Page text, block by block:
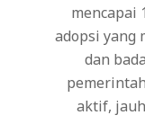
mencapai
adopsi yang
dan
aktif,